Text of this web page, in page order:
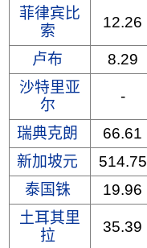
菲律宾比
索
12.26
卢布 8.29
沙特里亚
尔
-
瑞典克朗 66.61
新加坡元
514.75
泰国铢
19.96
土耳其里
拉
35.39